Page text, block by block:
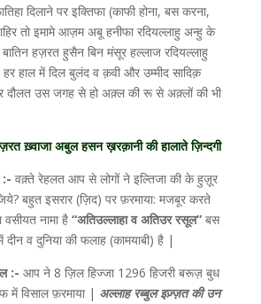
दिलाने पर इक्तिफा (काफी होना, बस करना,
तो इमामे आज़म अबू हनीफा रदियल्लाहु अन्हु के
बातिन हज़रत हुसैन बिन मंसूर हल्लाज रदियल्लाहु
हर हाल में दिल बुलंद व क़वी और उम्मीद सादिक़
दौलत उस जगह से हो अक़्ल की रू से अक़्लों की भी
ख़्वाजा अबुल हसन ख़रक़ानी की हालाते ज़िन्दगी
:- वक़्ते रेहलत आप से लोगों ने इल्तिजा की के हुज़ूर
बहुत इसरार (ज़िद) पर फ़रमाया: मजबूर करते
वसीयत नामा है“अतिउल्लाहा व अतिउर रसूल”बस
व दुनिया की फलाह (कामयाबी) है |
:- आप ने 8 ज़िल हिज्जा 1296 हिजरी बरूज़ बुध
में विसाल फ़रमाया | अल्लाह रब्बुल इज़्ज़त की उन